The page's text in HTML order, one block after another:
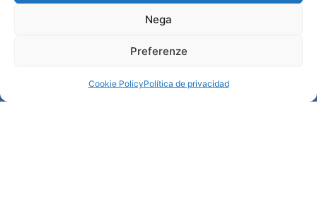
Nega
Preferenze
Cookie PolicyPolítica de privacidad